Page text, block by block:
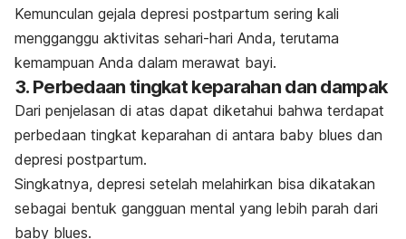
Kemunculan gejala depresi postpartum sering kali
mengganggu aktivitas sehari-hari Anda, terutama
kemampuan Anda dalam merawat bayi.
3. Perbedaan tingkat keparahan dan dampak
Dari penjelasan di atas dapat diketahui bahwa terdapat
perbedaan tingkat keparahan di antara baby blues dan
depresi postpartum.
Singkatnya, depresi setelah melahirkan bisa dikatakan
sebagai bentuk gangguan mental yang lebih parah dari
baby blues.